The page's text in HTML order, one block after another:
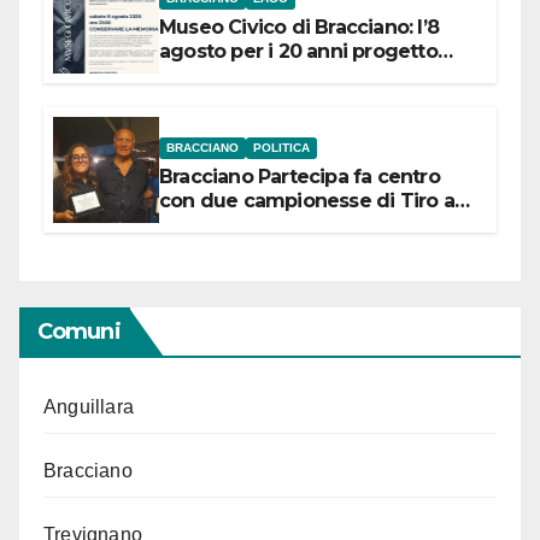
Museo Civico di Bracciano: l’8
agosto per i 20 anni progetto
BRACCIANO POLITICA
Bracciano Partecipa fa centro
con due campionesse di Tiro a
Comuni
Anguillara
Bracciano
Trevignano